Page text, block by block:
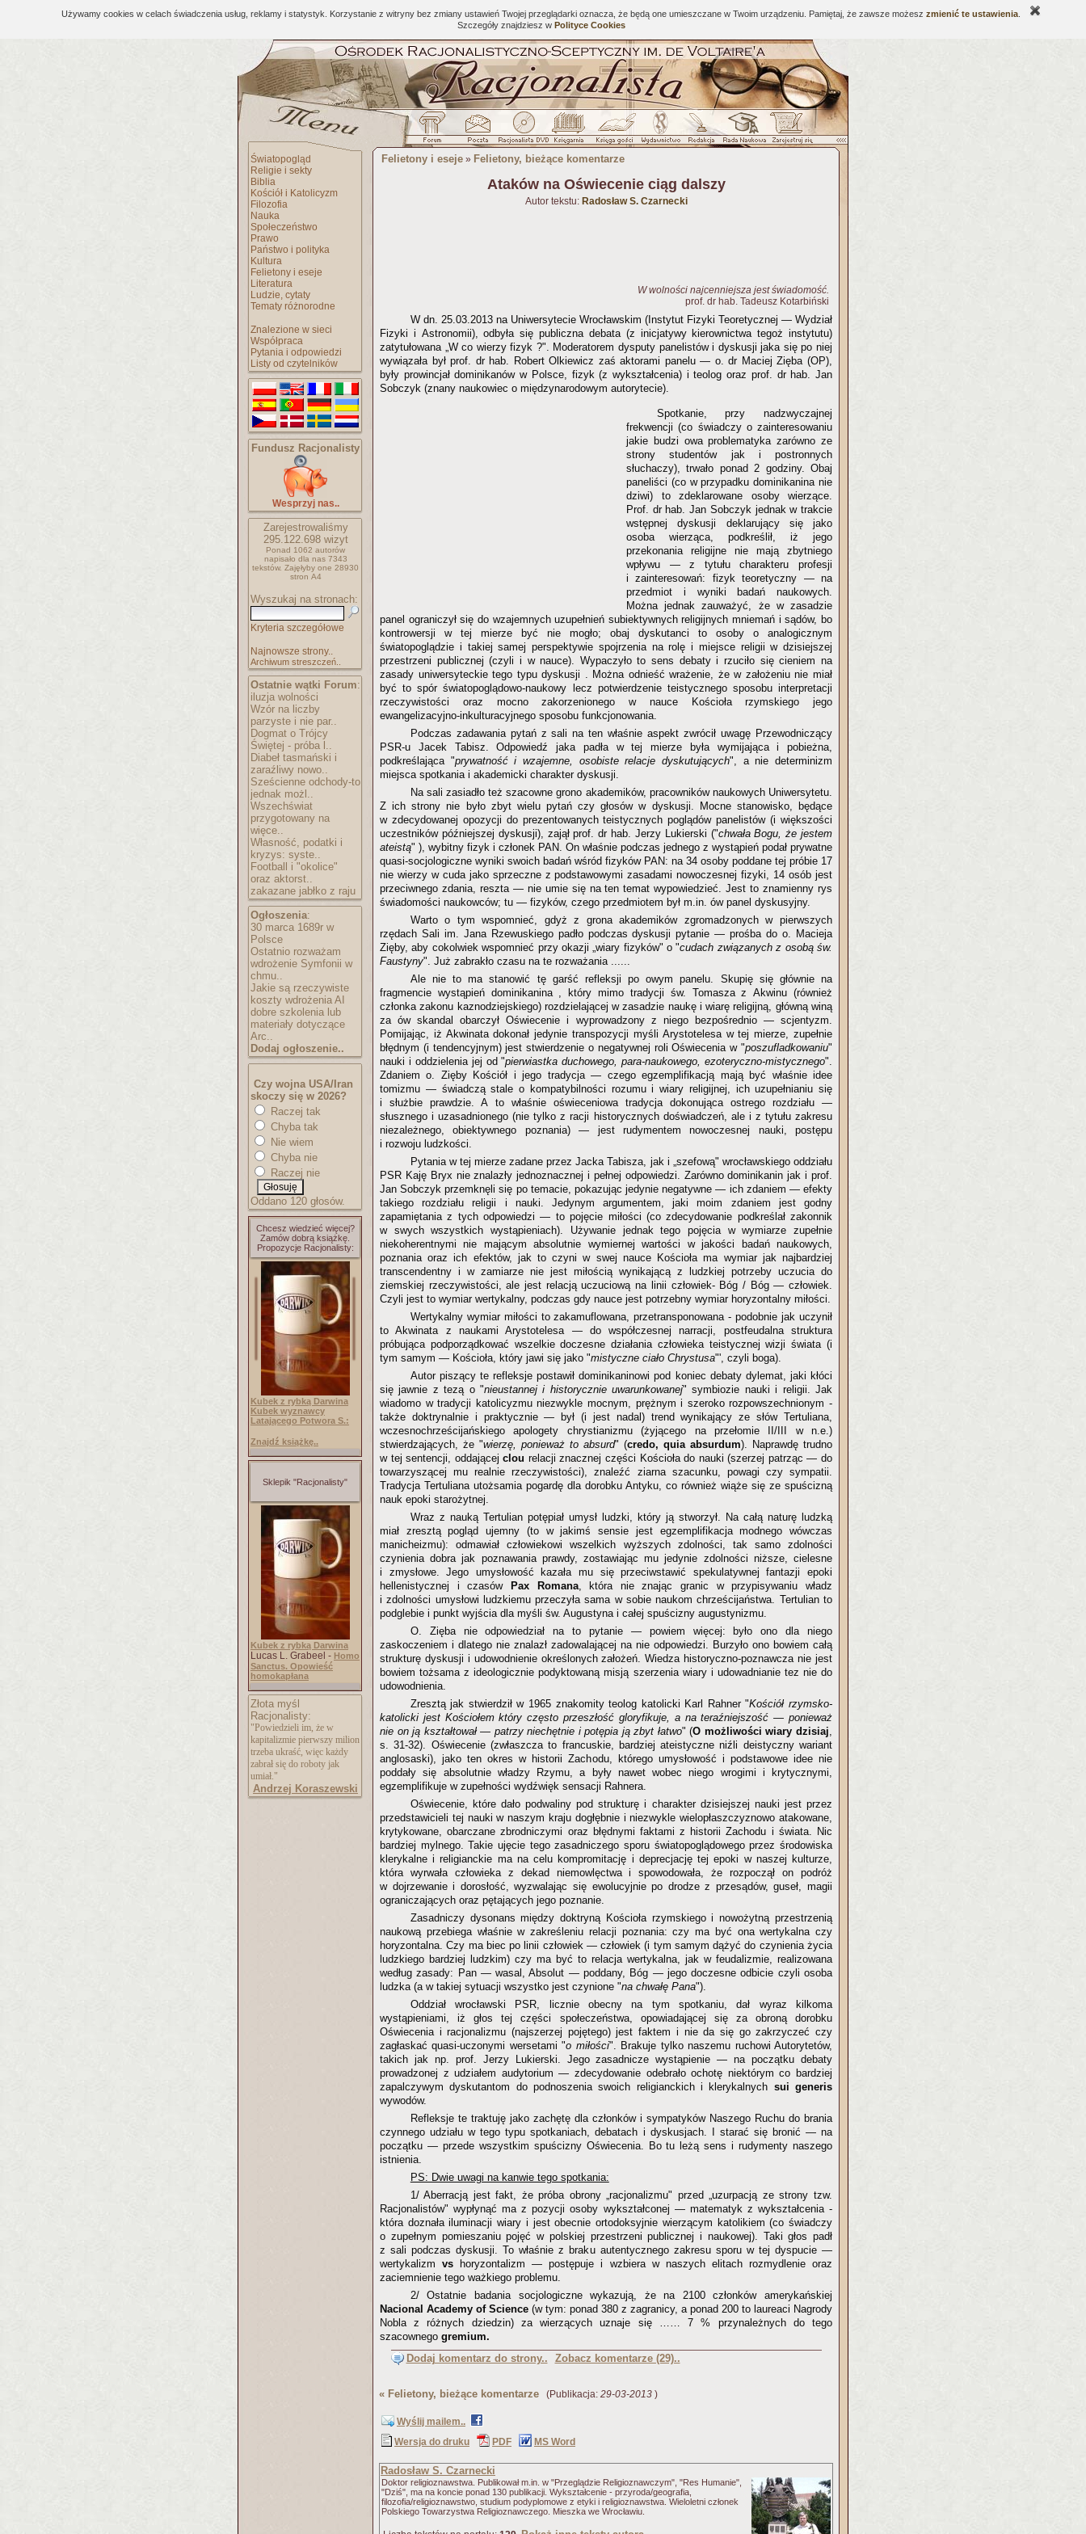
Używamy cookies w celach świadczenia usług, reklamy i statystyk. Korzystanie z witryny bez zmiany ustawień Twojej przeglądarki oznacza, że będą one umieszczane w Twoim urządzeniu. Pamiętaj, że zawsze możesz zmienić te ustawienia
Szczegóły znajdziesz w Polityce Cookies
Światopogląd
Religie i sekty
Biblia
Kościół i Katolicyzm
Filozofia
Nauka
Społeczeństwo
Prawo
Państwo i polityka
Kultura
Felietony i eseje
Literatura
Ludzie, cytaty
Tematy różnorodne
Znalezione w sieci
Współpraca
Pytania i odpowiedzi
Listy od czytelników
Fundusz Racjonalisty
Wesprzyj nas..
Zarejestrowaliśmy
295.122.698wizyt
Ponad 1062 autorów
napisało dla nas 7343
tekstów. Zajęłyby one 28930
stron A4
Wyszukaj na stronach:
Kryteria szczegółowe
Najnowsze strony..
Archiwum streszczeń..
Ostatnie wątki Forum:
iluzja wolności
Wzór na liczby
parzyste i nie par..
Dogmat o Trójcy
Świętej - próba l..
Diabeł tasmański i
zaraźliwy nowo..
Sześcienne odchody-to
jednak możl..
Wszechświat
przygotowany na
więce..
Własność, podatki i
kryzys: syste..
Football i "okolice"
oraz aktorst..
zakazane jabłko z raju
Ogłoszenia:
30 marca 1689r w
Polsce
Ostatnio rozważam
wdrożenie Symfonii w
chmu..
Jakie są rzeczywiste
koszty wdrożenia AI
dobre szkolenia lub
materiały dotyczące
Arc..
Dodaj ogłoszenie..
Czy wojna USA/Iran
skoczy się w 2026?
Raczej tak
Chyba tak
Nie wiem
Chyba nie
Raczej nie
Oddano 120 głosów.
Chcesz wiedzieć więcej?
Zamów dobrą książkę.
Propozycje Racjonalisty:
Kubek z rybką Darwina
Kubek wyznawcy
Latającego Potwora S.:
Znajdź książkę..
Sklepik "Racjonalisty"
Kubek z rybką Darwina
Lucas L. Grabeel - Homo
Sanctus. Opowieść
homokapłana
Złota myśl
Racjonalisty:
"Powiedzieli im, że w
kapitalizmie pierwszy milion
trzeba ukraść, więc każdy
zabrał się do roboty jak
umiał."
Andrzej Koraszewski
Felietony i eseje » Felietony, bieżące komentarze
Ataków na Oświecenie ciąg dalszy
Autor tekstu: Radosław S. Czarnecki
W wolności najcenniejsza jest świadomość.
prof. dr hab. Tadeusz Kotarbiński
W dn. 25.03.2013 na Uniwersytecie Wrocławskim (Instytut Fizyki Teoretycznej — Wydział
Fizyki i Astronomii), odbyła się publiczna debata (z inicjatywy kierownictwa tegoż instytutu)
zatytułowana „W co wierzy fizyk ?". Moderatorem dysputy panelistów i dyskusji jaka się po niej
wywiązała był prof. dr hab. Robert Olkiewicz zaś aktorami panelu — o. dr Maciej Zięba (OP),
były prowincjał dominikanów w Polsce, fizyk (z wykształcenia) i teolog oraz prof. dr hab. Jan
Sobczyk (znany naukowiec o międzynarodowym autorytecie).
Spotkanie, przy nadzwyczajnej
frekwencji (co świadczy o zainteresowaniu
jakie budzi owa problematyka zarówno ze
strony studentów jak i postronnych
słuchaczy), trwało ponad 2 godziny. Obaj
paneliści (co w przypadku dominikanina nie
dziwi) to zdeklarowane osoby wierzące.
Prof. dr hab. Jan Sobczyk jednak w trakcie
wstępnej dyskusji deklarujący się jako
osoba wierząca, podkreślił, iż jego
przekonania religijne nie mają zbytniego
wpływu — z tytułu charakteru profesji
i zainteresowań: fizyk teoretyczny — na
przedmiot i wyniki badań naukowych.
Można jednak zauważyć, że w zasadzie
panel ograniczył się do wzajemnych uzupełnień subiektywnych religijnych mniemań i sądów, bo
kontrowersji w tej mierze być nie mogło; obaj dyskutanci to osoby o analogicznym
światopoglądzie i takiej samej perspektywie spojrzenia na rolę i miejsce religii w dzisiejszej
przestrzeni publicznej (czyli i w nauce). Wypaczyło to sens debaty i rzuciło się cieniem na
zasady uniwersyteckie tego typu dyskusji . Można odnieść wrażenie, że w założeniu nie miał
być to spór światopoglądowo-naukowy lecz potwierdzenie teistycznego sposobu interpretacji
rzeczywistości oraz mocno zakorzenionego w nauce Kościoła rzymskiego jego
ewangelizacyjno-inkulturacyjnego sposobu funkcjonowania.
Podczas zadawania pytań z sali na ten właśnie aspekt zwrócił uwagę Przewodniczący
PSR-u Jacek Tabisz. Odpowiedź jaka padła w tej mierze była wymijająca i pobieżna,
podkreślająca "prywatność i wzajemne, osobiste relacje dyskutujących", a nie determinizm
miejsca spotkania i akademicki charakter dyskusji.
Na sali zasiadło też szacowne grono akademików, pracowników naukowych Uniwersytetu.
Z ich strony nie było zbyt wielu pytań czy głosów w dyskusji. Mocne stanowisko, będące
w zdecydowanej opozycji do prezentowanych teistycznych poglądów panelistów (i większości
uczestników późniejszej dyskusji), zajął prof. dr hab. Jerzy Lukierski ("chwała Bogu, że jestem
ateistą" ), wybitny fizyk i członek PAN. On właśnie podczas jednego z wystąpień podał prywatne
quasi-socjologiczne wyniki swoich badań wśród fizyków PAN: na 34 osoby poddane tej próbie 17
nie wierzy w cuda jako sprzeczne z podstawowymi zasadami nowoczesnej fizyki, 14 osób jest
przeciwnego zdania, reszta — nie umie się na ten temat wypowiedzieć. Jest to znamienny rys
świadomości naukowców; tu — fizyków, czego przedmiotem był m.in. ów panel dyskusyjny.
Warto o tym wspomnieć, gdyż z grona akademików zgromadzonych w pierwszych
rzędach Sali im. Jana Rzewuskiego padło podczas dyskusji pytanie — prośba do o. Macieja
Zięby, aby cokolwiek wspomnieć przy okazji „wiary fizyków" o "cudach związanych z osobą św.
Faustyny". Już zabrakło czasu na te rozważania ......
Ale nie to ma stanowić tę garść refleksji po owym panelu. Skupię się głównie na
fragmencie wystąpień dominikanina , który mimo tradycji św. Tomasza z Akwinu (również
członka zakonu kaznodziejskiego) rozdzielającej w zasadzie naukę i wiarę religijną, główną winą
za ów skandal obarczył Oświecenie i wyprowadzony z niego bezpośrednio — scjentyzm.
Pomijając, iż Akwinata dokonał jedynie transpozycji myśli Arystotelesa w tej mierze, zupełnie
błędnym (i tendencyjnym) jest stwierdzenie o negatywnej roli Oświecenia w "poszufladkowaniu"
nauki i oddzielenia jej od "pierwiastka duchowego, para-naukowego, ezoteryczno-mistycznego".
Zdaniem o. Zięby Kościół i jego tradycja — czego egzemplifikacją mają być właśnie idee
tomizmu — świadczą stale o kompatybilności rozumu i wiary religijnej, ich uzupełnianiu się
i służbie prawdzie. A to właśnie oświeceniowa tradycja dokonująca ostrego rozdziału —
słusznego i uzasadnionego (nie tylko z racji historycznych doświadczeń, ale i z tytułu zakresu
niezależnego, obiektywnego poznania) — jest rudymentem nowoczesnej nauki, postępu
i rozwoju ludzkości.
Pytania w tej mierze zadane przez Jacka Tabisza, jak i „szefową" wrocławskiego oddziału
PSR Kaję Bryx nie znalazły jednoznacznej i pełnej odpowiedzi. Zarówno dominikanin jak i prof.
Jan Sobczyk przemknęli się po temacie, pokazując jedynie negatywne — ich zdaniem — efekty
takiego rozdziału religii i nauki. Jedynym argumentem, jaki moim zdaniem jest godny
zapamiętania z tych odpowiedzi — to pojęcie miłości (co zdecydowanie podkreślał zakonnik
w swych wszystkich wystąpieniach). Używanie jednak tego pojęcia w wymiarze zupełnie
niekoherentnymi nie mającym absolutnie wymiernej wartości w jakości badań naukowych,
poznania oraz ich efektów, jak to czyni w swej nauce Kościoła ma wymiar jak najbardziej
transcendentny i w zamiarze nie jest miłością wynikającą z ludzkiej potrzeby uczucia do
ziemskiej rzeczywistości, ale jest relacją uczuciową na linii człowiek- Bóg / Bóg — człowiek.
Czyli jest to wymiar wertykalny, podczas gdy nauce jest potrzebny wymiar horyzontalny miłości.
Wertykalny wymiar miłości to zakamuflowana, przetransponowana - podobnie jak uczynił
to Akwinata z naukami Arystotelesa — do współczesnej narracji, postfeudalna struktura
próbująca podporządkować wszelkie doczesne działania człowieka teistycznej wizji świata (i
tym samym — Kościoła, który jawi się jako "mistyczne ciało Chrystusa"', czyli boga).
Autor piszący te refleksje postawił dominikaninowi pod koniec debaty dylemat, jaki kłóci
się jawnie z tezą o "nieustannej i historycznie uwarunkowanej" symbiozie nauki i religii. Jak
wiadomo w tradycji katolicyzmu niezwykle mocnym, prężnym i szeroko rozpowszechnionym -
także doktrynalnie i praktycznie — był (i jest nadal) trend wynikający ze słów Tertuliana,
wczesnochrześcijańskiego apologety chrystianizmu (żyjącego na przełomie II/III w n.e.)
stwierdzających, że "wierzę, ponieważ to absurd" (credo, quia absurdum). Naprawdę trudno
w tej sentencji, oddającejclou relacji znacznej części Kościoła do nauki (szerzej patrząc — do
towarzyszącej mu realnie rzeczywistości), znaleźć ziarna szacunku, powagi czy sympatii.
Tradycja Tertuliana utożsamia pogardę dla dorobku Antyku, co również wiąże się ze spuścizną
nauk epoki starożytnej.
Wraz z nauką Tertulian potępiał umysł ludzki, który ją stworzył. Na całą naturę ludzką
miał zresztą pogląd ujemny (to w jakimś sensie jest egzemplifikacja modnego wówczas
manicheizmu): odmawiał człowiekowi wszelkich wyższych zdolności, tak samo zdolności
czynienia dobra jak poznawania prawdy, zostawiając mu jedynie zdolności niższe, cielesne
i zmysłowe. Jego umysłowość kazała mu się przeciwstawić spekulatywnej fantazji epoki
hellenistycznej i czasów
Pax Romana, która nie znając granic w przypisywaniu władz
i zdolności umysłowi ludzkiemu przeczyła sama w sobie naukom chrześcijaństwa. Tertulian to
podglebie i punkt wyjścia dla myśli św. Augustyna i całej spuścizny augustynizmu.
O. Zięba nie odpowiedział na to pytanie — powiem więcej: było ono dla niego
zaskoczeniem i dlatego nie znalazł zadowalającej na nie odpowiedzi. Burzyło ono bowiem całą
strukturę dyskusji i udowodnienie określonych założeń. Wiedza historyczno-poznawcza nie jest
bowiem tożsama z ideologicznie podyktowaną misją szerzenia wiary i udowadnianie tez nie do
udowodnienia.
Zresztą jak stwierdził w 1965 znakomity teolog katolicki Karl Rahner "Kościół rzymsko-
katolicki jest Kościołem który często przeszłość gloryfikuje, a na teraźniejszość — ponieważ
nie on ją kształtował — patrzy niechętnie i potępia ją zbyt łatwo" (O możliwości wiary dzisiaj,
s. 31-32). Oświecenie (zwłaszcza to francuskie, bardziej ateistyczne niźli deistyczny wariant
anglosaski), jako ten okres w historii Zachodu, którego umysłowość i podstawowe idee nie
poddały się absolutnie władzy Rzymu, a były nawet wobec niego wrogimi i krytycznymi,
egzemplifikuje w zupełności wydźwięk sensacji Rahnera.
Oświecenie, które dało podwaliny pod strukturę i charakter dzisiejszej nauki jest przez
przedstawicieli tej nauki w naszym kraju dogłębnie i niezwykle wielopłaszczyznowo atakowane,
krytykowane, obarczane zbrodniczymi oraz błędnymi faktami z historii Zachodu i świata. Nic
bardziej mylnego. Takie ujęcie tego zasadniczego sporu światopoglądowego przez środowiska
klerykalne i religianckie ma na celu kompromitację i deprecjację tej epoki w naszej kulturze,
która wyrwała człowieka z dekad niemowlęctwa i spowodowała, że rozpoczął on podróż
w dojrzewanie i dorosłość, wyzwalając się ewolucyjnie po drodze z przesądów, guseł, magii
ograniczających oraz pętających jego poznanie.
Zasadniczy dysonans między doktryną Kościoła rzymskiego i nowożytną przestrzenią
naukową przebiega właśnie w zakreśleniu relacji poznania: czy ma być ona wertykalna czy
horyzontalna. Czy ma biec po linii człowiek — człowiek (i tym samym dążyć do czynienia życia
ludzkiego bardziej ludzkim) czy ma być to relacja wertykalna, jak w feudalizmie, realizowana
według zasady: Pan — wasal, Absolut — poddany, Bóg — jego doczesne odbicie czyli osoba
ludzka (a w takiej sytuacji wszystko jest czynione "na chwałę Pana").
Oddział wrocławski PSR, licznie obecny na tym spotkaniu, dał wyraz kilkoma
wystąpieniami, iż głos tej części społeczeństwa, opowiadającej się za obroną dorobku
Oświecenia i racjonalizmu (najszerzej pojętego) jest faktem i nie da się go zakrzyczeć czy
zagłaskać quasi-uczonymi wersetami "o miłości". Brakuje tylko naszemu ruchowi Autorytetów,
takich jak np. prof. Jerzy Lukierski. Jego zasadnicze wystąpienie — na początku debaty
prowadzonej z udziałem audytorium — zdecydowanie odebrało ochotę niektórym co bardziej
zapalczywym dyskutantom do podnoszenia swoich religianckich i klerykalnych sui generis
wywodów.
Refleksje te traktuję jako zachętę dla członków i sympatyków Naszego Ruchu do brania
czynnego udziału w tego typu spotkaniach, debatach i dyskusjach. I starać się bronić — na
początku — przede wszystkim spuścizny Oświecenia. Bo tu leżą sens i rudymenty naszego
istnienia.
PS: Dwie uwagi na kanwie tego spotkania:
1/ Aberracją jest fakt, że próba obrony „racjonalizmu" przed „uzurpacją ze strony tzw.
Racjonalistów" wypłynąć ma z pozycji osoby wykształconej — matematyk z wykształcenia -
która doznała iluminacji wiary i jest obecnie ortodoksyjnie wierzącym katolikiem (co świadczy
o zupełnym pomieszaniu pojęć w polskiej przestrzeni publicznej i naukowej). Taki głos padł
z sali podczas dyskusji. To właśnie z braku autentycznego zakresu sporu w tej dyspucie —
wertykalizmvs horyzontalizm — postępuje i wzbiera w naszych elitach rozmydlenie oraz
zaciemnienie tego ważkiego problemu.
2/ Ostatnie badania socjologiczne wykazują, że na 2100 członków amerykańskiej
Nacional Academy of Science (w tym: ponad 380 z zagranicy, a ponad 200 to laureaci Nagrody
Nobla z różnych dziedzin) za wierzących uznaje się …… 7 % przynależnych do tego
szacownego gremium.
Dodaj komentarz do strony..
Zobacz komentarze (29)..
« Felietony, bieżące komentarze (Publikacja: 29-03-2013 )
Wyślij mailem..
Wersja do druku
PDF MS Word
Radosław S. Czarnecki
Doktor religioznawstwa. Publikował m.in. w "Przeglądzie Religioznawczym", "Res Humanie",
"Dziś", ma na koncie ponad 130 publikacji. Wykształcenie - przyroda/geografia,
filozofia/religioznawstwo, studium podyplomowe z etyki i religioznawstwa. Wieloletni członek
Polskiego Towarzystwa Religioznawczego. Mieszka we Wrocławiu.